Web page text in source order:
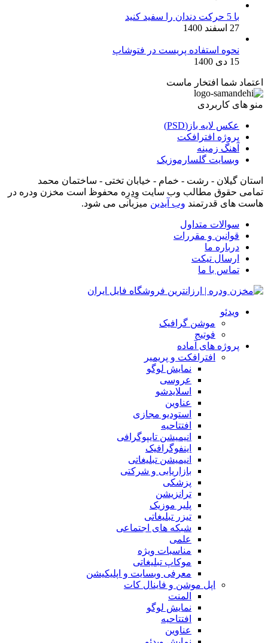
با 5 حرکت دندان را سفید کنید
27 اسفند 1400
نحوه استفاده پریست در فتوشاپ
15 دی 1400
اعتماد شما افتخار ماست
منو های کاربردی
عکس لایه باز(PSD)
پروژه افترافکت
آهنگ زمینه
وبسایت گلسارموزیک
استان گیلان - رشت - خمام - خیابان تختی - ساختمان محمد
تمامی حقوق مطالب وب سایت وِدِرِه محفوظ است مخزن ودره در
هاست های قدرتمند وب آیدین میزبانی می شود.
سوالات متداول
قوانین و مقررات
درباره ما
ارسال تیکت
تماس با ما
ویدئو
موشن گرافیک
فوتیج
پروژه های آماده
افترافکت و پریمیر
نمایش لوگو
عروسی
اسلایدشو
عناوین
استودیو مجازی
افتتاحیه
انیمیشن تایپوگرافی
اینفوگرافیک
انیمیشن تبلیغاتی
بازاریابی و شرکتی
پزشکی
ترانزیشن
پلیر موزیک
تیزر تبلیغاتی
شبکه های اجتماعی
علمی
مناسبات ویژه
موکاپ تبلیغاتی
معرفی وبسایت و اپلیکیشن
اپل موشن و فاینال کات
المنت
نمایش لوگو
افتتاحیه
عناوین